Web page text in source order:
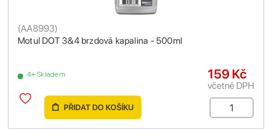
Motul DOT 3&4 brzdová kapalina - 500ml
(AA8993)
4+ Skladem 159 Kč
včetně DPH
PŘIDAT DO KOŠÍKU